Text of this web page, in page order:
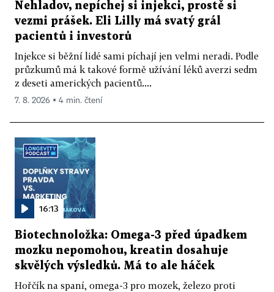
Nehladov, nepíchej si injekci, prostě si
vezmi prášek. Eli Lilly má svatý grál
pacientů i investorů
Injekce si běžní lidé sami píchají jen velmi neradi. Podle
průzkumů má k takové formě užívání léků averzi sedm
z deseti amerických pacientů....
7. 8. 2026 ▪ 4 min. čtení
16:13
Biotechnoložka: Omega-3 před úpadkem
mozku nepomohou, kreatin dosahuje
skvělých výsledků. Má to ale háček
Hořčík na spaní, omega-3 pro mozek, železo proti